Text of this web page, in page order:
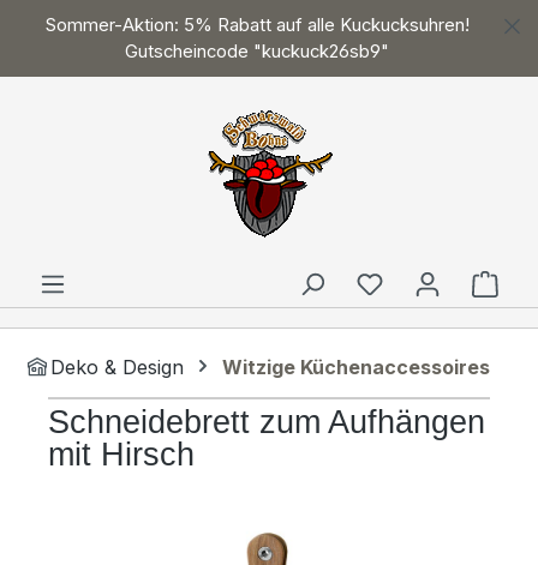
Zum Hauptinhalt springen
Sommer-Aktion: 5% Rabatt auf alle Kuckucksuhren!
Gutscheincode "kuckuck26sb9"
Deko & Design Witzige Küchenaccessoires
Schneidebrett zum Aufhängen
mit Hirsch